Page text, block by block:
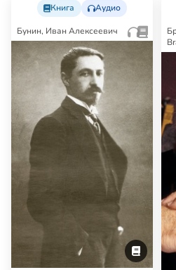
Книга Аудио
Бунин, Иван Алексеевич